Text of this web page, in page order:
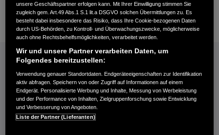
+49374148440
E-Mail
INFORMATIONEN: KRAFTSTOFFVERBRAUCH/CO2-EMISSIONEN (PDF, 42 KB)
Emissionen in g/km: kombiniert 104−109. CO₂-Klasse: C.
Kraftstoffverbrauch Civic e:HEV in l/100 km: kombiniert 4,8−5,1. CO₂-
Emissionen in g/km: kombiniert 109−116. CO₂-Klasse: C-D.
Kraftstoffverbrauch HR-V e:HEV in l/100 km: kombiniert 5,4. CO₂-
Emissionen in g/km: kombiniert 122. CO₂-Klasse: D.
unsere Geschäftspartner erfolgen kann. Mit Ihrer Einwilligung stimmen Sie
zugleich gem. Art.49 Abs.1 S.1 lit.a DSGVO solchen Übermittlungen zu. Es
besteht dabei insbesondere das Risiko, dass Ihre Cookie-bezogenen Daten
durch US-Behörden, zu Kontroll- und Überwachungszwecke, möglicherweise
auch ohne Rechtsbehelfsmöglichkeiten, verarbeitet werden.
Wir und unsere Partner verarbeiten Daten, um
Folgendes bereitzustellen:
Verwendung genauer Standortdaten. Endgeräteeigenschaften zur Identifikation
aktiv abfragen. Speichern von oder Zugriff auf Informationen auf einem
Endgerät. Personalisierte Werbung und Inhalte, Messung von Werbeleistung
und der Performance von Inhalten, Zielgruppenforschung sowie Entwicklung
und Verbesserung von Angeboten.
Liste der Partner (Lieferanten)